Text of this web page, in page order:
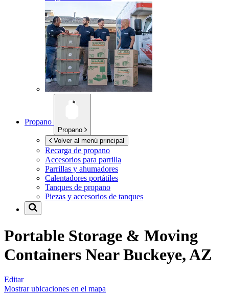
Propano
Propano
Volver al menú principal
Recarga de propano
Accesorios para parrilla
Parrillas y ahumadores
Calentadores portátiles
Tanques de propano
Piezas y accesorios de tanques
Portable Storage & Moving
Containers NearBuckeye, AZ
Editar
Mostrar ubicaciones en el mapa